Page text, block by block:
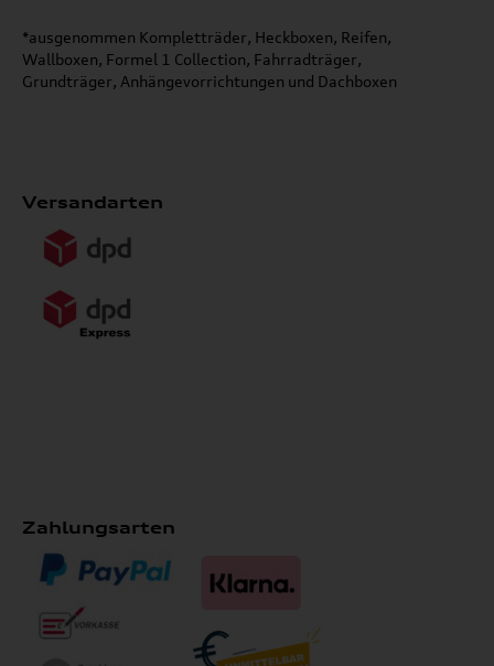
*ausgenommen Kompletträder, Heckboxen, Reifen,
Wallboxen, Formel 1 Collection, Fahrradträger,
Grundträger, Anhängevorrichtungen und Dachboxen
Versandarten
Zahlungsarten